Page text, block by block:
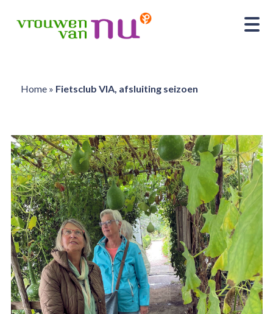
Home» Fietsclub VIA, afsluiting seizoen